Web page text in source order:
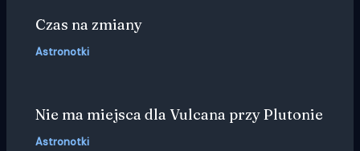
Czas na zmiany
Astronotki
Nie ma miejsca dla Vulcana przy Plutonie
Astronotki